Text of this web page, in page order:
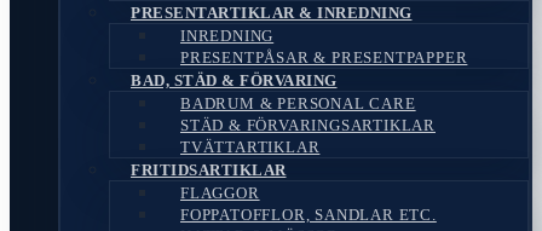
PRESENTARTIKLAR & INREDNING
INREDNING
PRESENTPÅSAR & PRESENTPAPPER
BAD, STÄD & FÖRVARING
BADRUM & PERSONAL CARE
STÄD & FÖRVARINGSARTIKLAR
TVÄTTARTIKLAR
FRITIDSARTIKLAR
FLAGGOR
FOPPATOFFLOR, SANDLAR ETC.